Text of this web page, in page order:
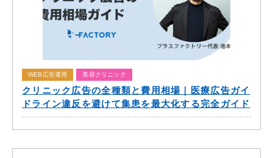
WEB広告運用 美容クリニック
クリニック広告の全種類と費用相場｜医療広告ガイ
ドライン違反を避けて集患を最大化する完全ガイド